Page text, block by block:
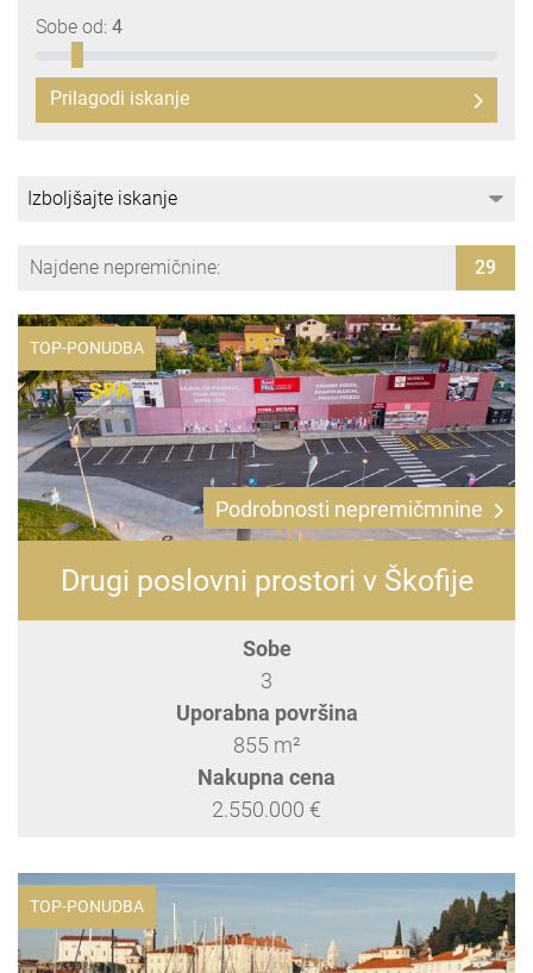
Najdene nepremičnine: 29
TOP-PONUDBA
Podrobnosti nepremičmnine
Drugi poslovni prostori v Škofije
Sobe
3
Uporabna površina
855 m²
Nakupna cena
2.550.000 €
TOP-PONUDBA
Sobe od: 4
Prilagodi iskanje